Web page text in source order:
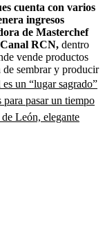
cuenta con varios
ingresos
de Masterchef
RCN, dentro
vende productos
de sembrar y producir
un “lugar sagrado”
para pasar un tiempo
León, elegante